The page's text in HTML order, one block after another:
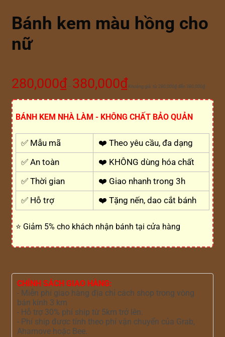
Bánh kem màu hồng cho
nữ
280,000₫ – 380,000₫ Khoảng giá: từ 280,000₫ đến 380,000₫
BÁNH KEM NHÀ LÀM - KHÔNG CHẤT BẢO QUẢN
✅ Mẫu mã
❤️ Theo yêu cầu, đa dạng
✅ An toàn
❤️ KHÔNG dùng hóa chất
✅ Thời gian
❤️ Giao nhanh trong 3h
✅ Hỗ trợ
❤️ Tặng nến, dao cắt bánh
⭐ Giảm 5% cho khách nhận bánh tại cửa hàng
CHÍNH SÁCH GIAO HÀNG:
- Miễn phí giao hàng địa chỉ cách shop trong vòng
bán kính 3 km
- Hỗ trợ 30% phí ship từ 5km trở lên.
- Phí ship được tính theo phí vận chuyển của Grab,
Ahamove hoặc Bee.